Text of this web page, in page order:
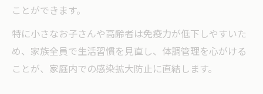
ことができます。
特に小さなお子さんや高齢者は免疫力が低下しやすいた
め、家族全員で生活習慣を見直し、体調管理を心がける
ことが、家庭内での感染拡大防止に直結します。